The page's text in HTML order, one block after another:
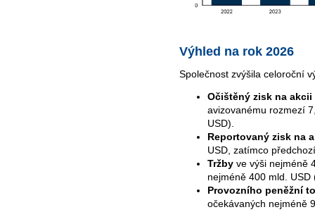
Výhled na rok 2026
Společnost zvýšila celoroční
Očištěný zisk na akcii
avizovanému rozmezí
USD).
Reportovaný zisk na
USD, zatímco
Tržby ve výši nejméně
nejméně 400 mld.
Provozního peněžní
očekávaných nejméně